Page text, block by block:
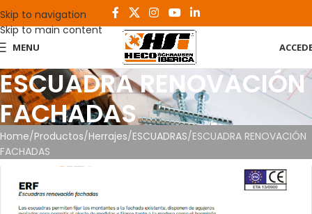
Skip to navigation
Skip to main content
MENU
ESCUADRA RENOVACIÓN
FACHADAS
Home Productos Herrajes ESCUADRAS ESCUADRA RENOVACIÓN
FACHADAS